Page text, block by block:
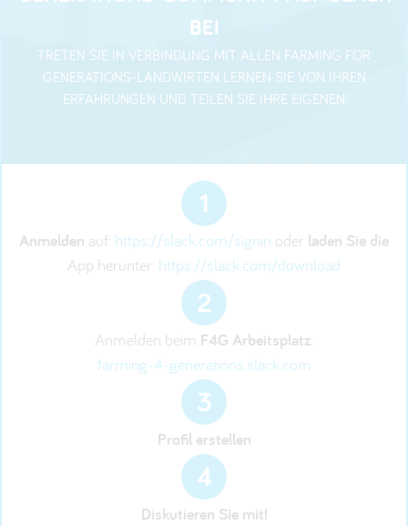
BEI
TRETEN SIE IN VERBINDUNG MIT ALLEN FARMING FOR
GENERATIONS-LANDWIRTEN LERNEN SIE VON IHREN
ERFAHRUNGEN UND TEILEN SIE IHRE EIGENEN
1
Anmelden auf: https://slack.com/signin oder laden Sie die
App herunter: https://slack.com/download
2
Anmelden beim F4G Arbeitsplatz:
farming-4-generations.slack.com
3
Profil erstellen
4
Diskutieren Sie mit!